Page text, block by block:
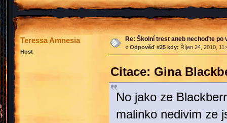
Teressa Amnesia
Host
Re: Školní trest aneb nechoďte po
« Odpověď #25 kdy: Říjen 24, 2010,
Citace: Gina
No jako ze
malinko nedivim ze